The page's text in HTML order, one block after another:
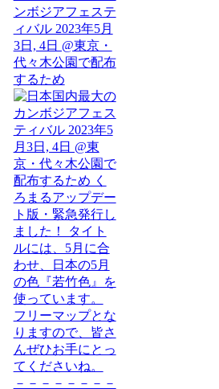
ンボジアフェステ
ィバル 2023年5月
3日, 4日 @東京・
代々木公園で配布
するため